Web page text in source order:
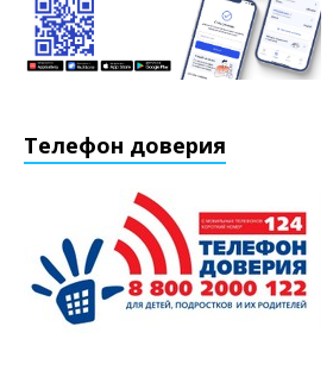
Телефон доверия